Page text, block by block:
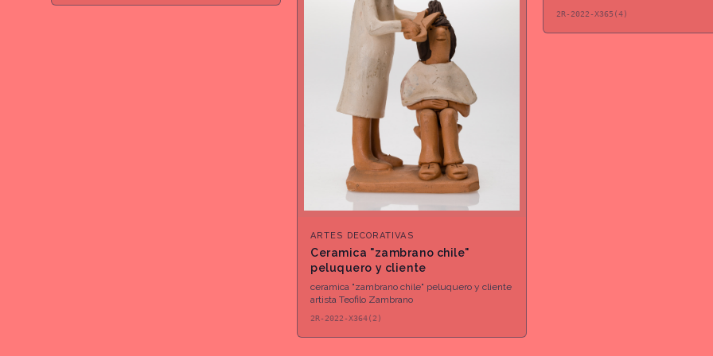
ARTES DECORATIVAS
Ceramica "zambrano chile"
peluquero y cliente
ceramica "zambrano chile" peluquero y cliente
artista Teofilo Zambrano
2R-2022-X364(2)
tradicional pararaguay
2R-2022-X365(4)